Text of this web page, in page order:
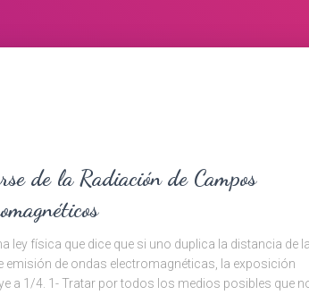
de la Radiación de Campos
ley física que dice que si uno duplica la distancia de la
emisión de ondas electromagnéticas, la exposición
a 1/4. 1- Tratar por todos los medios posibles que